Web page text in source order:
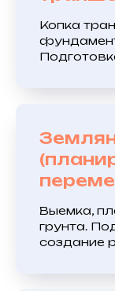
Копка
Выемка,
грунта.
создание